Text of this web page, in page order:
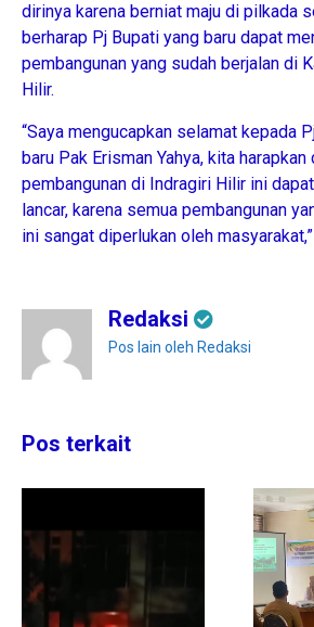
dirinya karena berniat maju di pilkada
berharap Pj Bupati yang baru dapat
pembangunan yang sudah berjalan di
Hilir.
“Saya mengucapkan selamat kepada
baru Pak Erisman Yahya, kita harapkan
pembangunan di Indragiri Hilir ini
lancar, karena semua pembangunan
ini sangat diperlukan oleh
Redaksi
Pos lain oleh Redaksi
Pos terkait